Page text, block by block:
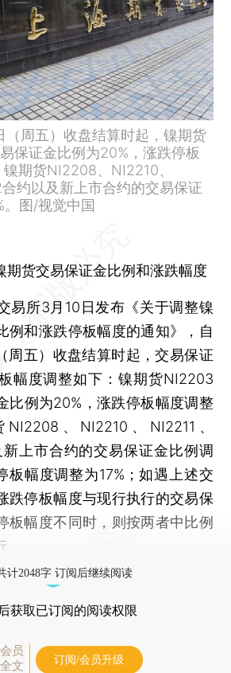
（周五）收盘结算时起，镍期货
保证金比例为20%，涨跌停板
期货NI2208、NI2210、
约以及新上市合约的交易保证
。图/视觉中国
期货交易保证金比例和涨跌幅度
所3月10日发布《关于调整镍
例和涨跌停板幅度的通知》，自
周五）收盘结算时起，交易保证
幅度调整如下：镍期货NI2203
比例为20%，涨跌停板幅度调整
、NI2210、NI2211、
上市合约的交易保证金比例调
板幅度调整为17%；如遇上述交
跌停板幅度与现行执行的交易保
板幅度不同时，则按两者中比例
计2048字 订阅后继续阅读
后获取已订阅的阅读权限
员
文
订阅/会员升级